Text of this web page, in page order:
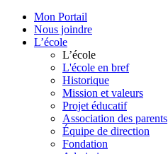
Mon Portail
Nous joindre
L’école
L’école
L'école en bref
Historique
Mission et valeurs
Projet éducatif
Association des parents
Équipe de direction
Fondation